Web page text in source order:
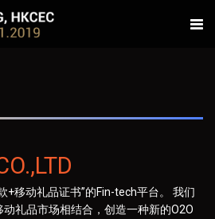
+移动礼品证书”的Fin-tech平台。 我们
礼品市场相结合，创造一种新的O2O